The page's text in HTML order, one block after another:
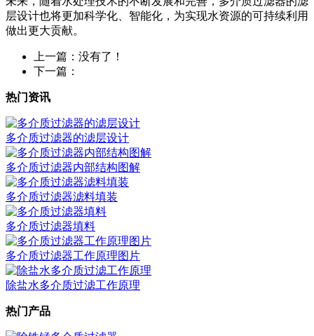
层设计也将更加科学化、智能化，为实现水资源的可持续利用
做出更大贡献。
上一篇：没有了！
下一篇：
热门资讯
多介质过滤器的滤层设计
多介质过滤器内部结构图解
多介质过滤器滤料填装
多介质过滤器填料
多介质过滤器工作原理图片
除盐水多介质过滤工作原理
热门产品